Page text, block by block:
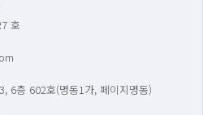
호
6층 602호(명동1가, 페이지명동)